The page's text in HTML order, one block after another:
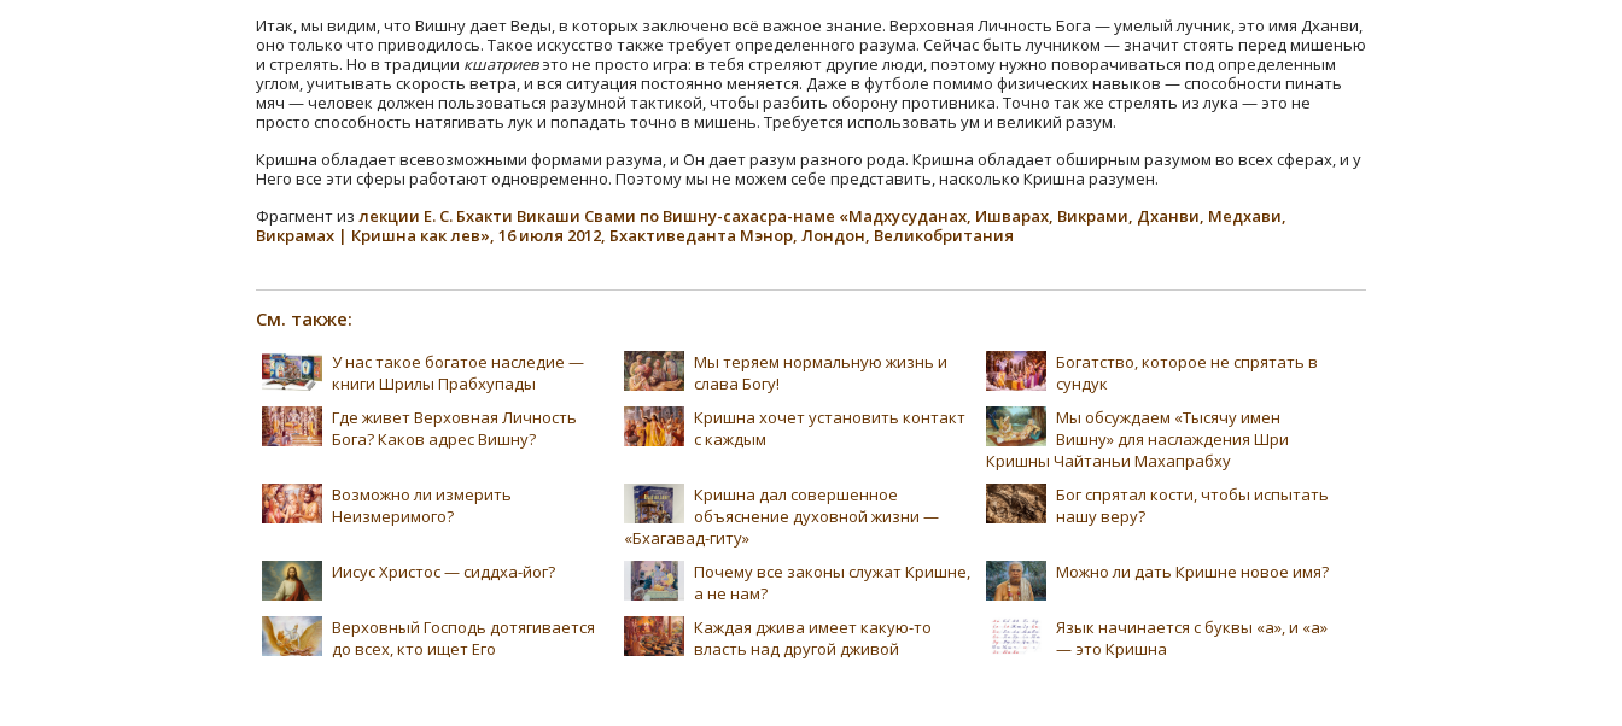
Итак, мы видим, что Вишну дает Веды, в которых заключено всё важное знание. Верховная Личность Бога — умелый лучник, это имя Дханви,
оно только что приводилось. Такое искусство также требует определенного разума. Сейчас быть лучником — значит стоять перед мишенью
и стрелять. Но в традиции кшатриевэто не просто игра: в тебя стреляют другие люди, поэтому нужно поворачиваться под определенным
углом, учитывать скорость ветра, и вся ситуация постоянно меняется. Даже в футболе помимо физических навыков — способности пинать
мяч — человек должен пользоваться разумной тактикой, чтобы разбить оборону противника. Точно так же стрелять из лука — это не
просто способность натягивать лук и попадать точно в мишень. Требуется использовать ум и великий разум.
Кришна обладает всевозможными формами разума, и Он дает разум разного рода. Кришна обладает обширным разумом во всех сферах, и у
Него все эти сферы работают одновременно. Поэтому мы не можем себе представить, насколько Кришна разумен.
Фрагмент из лекции Е. С. Бхакти Викаши Свами по Вишну-сахасра-наме «Мадхусуданах, Ишварах, Викрами, Дханви, Медхави,
Викрамах | Кришна как лев», 16 июля 2012, Бхактиведанта Мэнор, Лондон, Великобритания
См. также:
У нас такое богатое наследие —
книги Шрилы Прабхупады
Мы теряем нормальную жизнь и
слава Богу!
Богатство, которое не спрятать в
сундук
Где живет Верховная Личность
Бога? Каков адрес Вишну?
Кришна хочет установить контакт
с каждым
Мы обсуждаем «Тысячу имен
Вишну» для наслаждения Шри
Кришны Чайтаньи Махапрабху
Возможно ли измерить
Неизмеримого?
Кришна дал совершенное
объяснение духовной жизни —
«Бхагавад-гиту»
Бог спрятал кости, чтобы испытать
нашу веру?
Иисус Христос — сиддха-йог?
Почему все законы служат Кришне,
а не нам?
Можно ли дать Кришне новое имя?
Верховный Господь дотягивается
до всех, кто ищет Его
Каждая джива имеет какую-то
власть над другой дживой
Язык начинается с буквы «а», и «а»
— это Кришна